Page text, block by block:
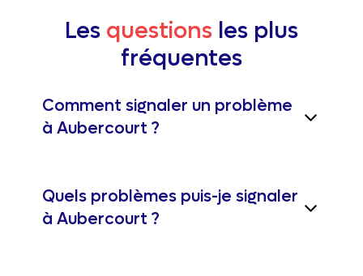
Les questions les plus
fréquentes
Comment signaler un problème
à Aubercourt ?
Quels problèmes puis-je signaler
à Aubercourt ?